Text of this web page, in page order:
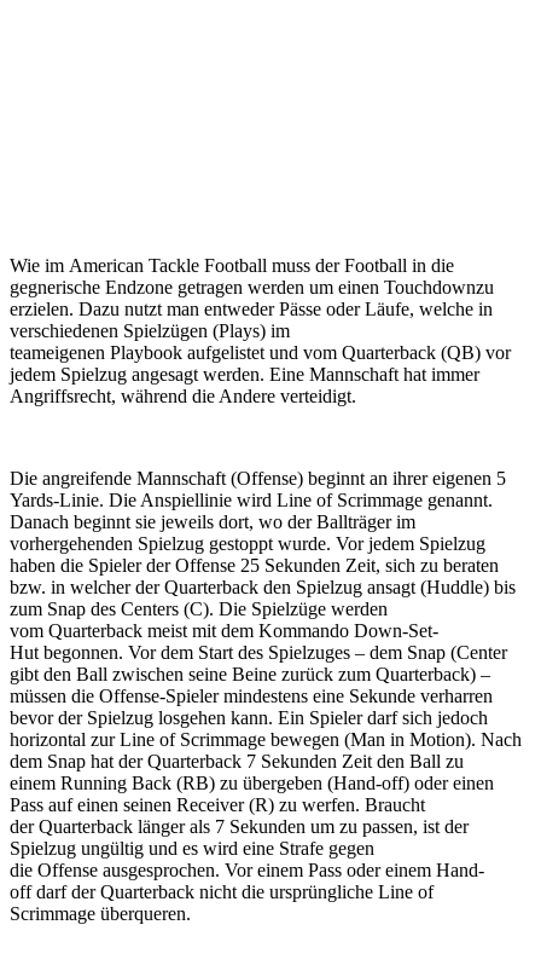
Wie im American Tackle Football muss der Football in die
gegnerische Endzone getragen werden um einen Touchdownzu
erzielen. Dazu nutzt man entweder Pässe oder Läufe, welche in
verschiedenen Spielzügen (Plays) im
teameigenen Playbook aufgelistet und vom Quarterback (QB) vor
jedem Spielzug angesagt werden. Eine Mannschaft hat immer
Angriffsrecht, während die Andere verteidigt.
Die angreifende Mannschaft (Offense) beginnt an ihrer eigenen 5
Yards-Linie. Die Anspiellinie wird Line of Scrimmage genannt.
Danach beginnt sie jeweils dort, wo der Ballträger im
vorhergehenden Spielzug gestoppt wurde. Vor jedem Spielzug
haben die Spieler der Offense 25 Sekunden Zeit, sich zu beraten
bzw. in welcher der Quarterback den Spielzug ansagt (Huddle) bis
zum Snap des Centers (C). Die Spielzüge werden
vom Quarterback meist mit dem Kommando Down-Set-
Hut begonnen. Vor dem Start des Spielzuges – dem Snap (Center
gibt den Ball zwischen seine Beine zurück zum Quarterback) –
müssen die Offense-Spieler mindestens eine Sekunde verharren
bevor der Spielzug losgehen kann. Ein Spieler darf sich jedoch
horizontal zur Line of Scrimmage bewegen (Man in Motion). Nach
dem Snap hat der Quarterback 7 Sekunden Zeit den Ball zu
einem Running Back (RB) zu übergeben (Hand-off) oder einen
Pass auf einen seinen Receiver (R) zu werfen. Braucht
der Quarterback länger als 7 Sekunden um zu passen, ist der
Spielzug ungültig und es wird eine Strafe gegen
die Offense ausgesprochen. Vor einem Pass oder einem Hand-
off darf der Quarterback nicht die ursprüngliche Line of
Scrimmage überqueren.